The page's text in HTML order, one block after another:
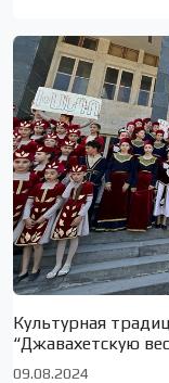
Культурная
“Джавахетскую
09.08.2024